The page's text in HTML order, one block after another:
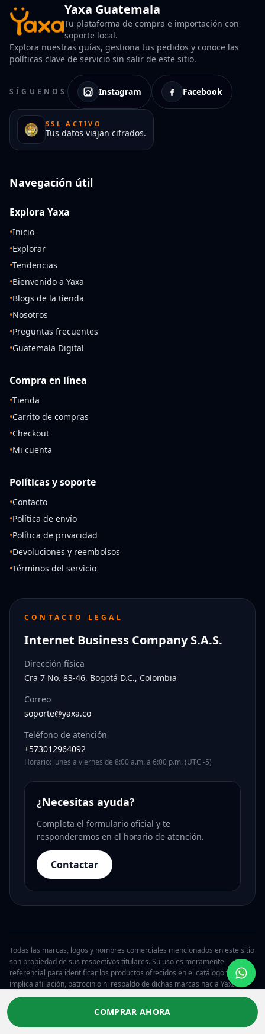
COMPRAR AHORA
Yaxa Guatemala
Tu plataforma de compra e importación con
soporte local.
Explora nuestras guías, gestiona tus pedidos y conoce las
políticas clave de servicio sin salir de este sitio.
SÍGUENOS Instagram Facebook
SSL ACTIVO
Tus datos viajan cifrados.
Navegación útil
Explora Yaxa
•Inicio
•Explorar
•Tendencias
•Bienvenido a Yaxa
•Blogs de la tienda
•Nosotros
•Preguntas frecuentes
•Guatemala Digital
Compra en línea
•Tienda
•Carrito de compras
•Checkout
•Mi cuenta
Políticas y soporte
•Contacto
•Política de envío
•Política de privacidad
•Devoluciones y reembolsos
•Términos del servicio
CONTACTO LEGAL
Internet Business Company S.A.S.
Dirección física
Cra 7 No. 83-46, Bogotá D.C., Colombia
Correo
soporte@yaxa.co
Teléfono de atención
+573012964092
Horario: lunes a viernes de 8:00 a.m. a 6:00 p.m. (UTC -5)
¿Necesitas ayuda?
Completa el formulario oficial y te
responderemos en el horario de atención.
Contactar
Todas las marcas, logos y nombres comerciales mencionados en este sitio
son propiedad de sus respectivos titulares. Su uso es meramente
referencial para identificar los productos ofrecidos en el catálogo y no
implica afiliación, patrocinio ni respaldo de dichas marcas hacia Yaxa.
© 2026 Yaxa Guatemala. Todos los derechos reservados.